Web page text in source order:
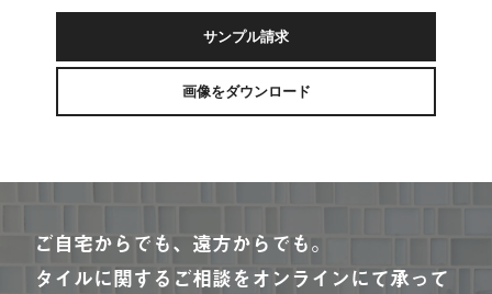
サンプル請求
画像をダウンロード
ご自宅からでも、遠方からでも。
タイルに関するご相談をオンラインにて承って